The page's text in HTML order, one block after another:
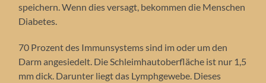
speichern. Wenn dies versagt, bekommen die Menschen
Diabetes.
70 Prozent des Immunsystems sind im oder um den
Darm angesiedelt. Die Schleimhautoberfläche ist nur 1,5
mm dick. Darunter liegt das Lymphgewebe. Dieses